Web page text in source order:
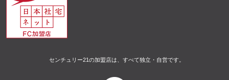
センチュリー21の加盟店は、すべて独立・自営です。